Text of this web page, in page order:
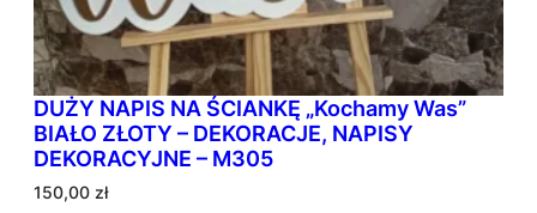
z
ł
d
o
5
5
,
0
0
DUŻY NAPIS NA ŚCIANKĘ „Kochamy Was”
BIAŁO ZŁOTY – DEKORACJE, NAPISY
DEKORACYJNE – M305
150,00 zł